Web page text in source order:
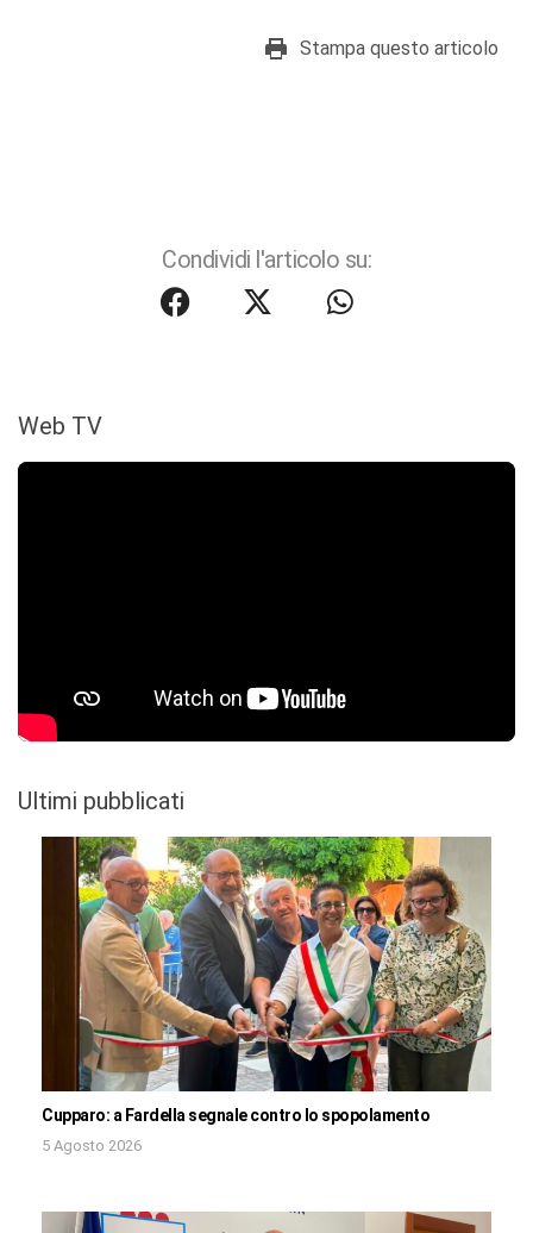
Stampa questo articolo
Condividi l'articolo su:
Web TV
Ultimi pubblicati
Cupparo: a Fardella segnale contro lo spopolamento
5 Agosto 2026